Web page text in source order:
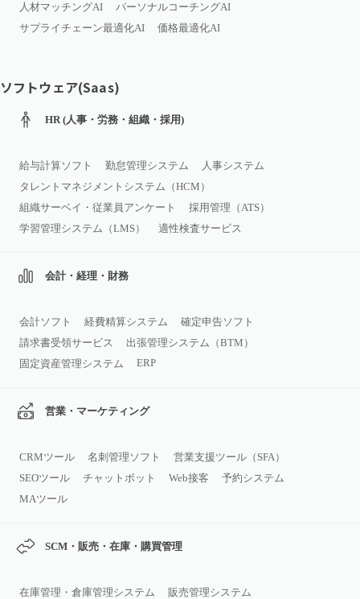
人材マッチングAI
パーソナルコーチングAI
サプライチェーン最適化AI
価格最適化AI
ソフトウェア(Saas)
HR (人事・労務・組織・採用)
給与計算ソフト 勤怠管理システム
人事システム
タレントマネジメントシステム（HCM）
組織サーベイ・従業員アンケート
採用管理（ATS）
学習管理システム（LMS）
適性検査サービス
会計・経理・財務
会計ソフト 経費精算システム
確定申告ソフト
請求書受領サービス
出張管理システム（BTM）
固定資産管理システム
ERP
営業・マーケティング
CRMツール 名刺管理ソフト
営業支援ツール（SFA）
SEOツール
チャットボット Web接客
予約システム
MAツール
SCM・販売・在庫・購買管理
在庫管理・倉庫管理システム
販売管理システム